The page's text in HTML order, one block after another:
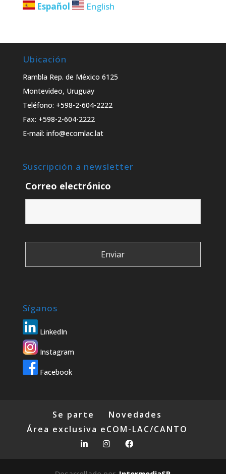
Español English
Ubicación
Rambla Rep. de México 6125
Montevideo, Uruguay
Teléfono: +598-2-604-2222
Fax: +598-2-604-2222
E-mail: info@ecomlac.lat
Suscripción a newsletter
Correo electrónico
Síganos
LinkedIn
Instagram
Facebook
Se parte
Novedades
Área exclusiva eCOM-LAC/CANTO